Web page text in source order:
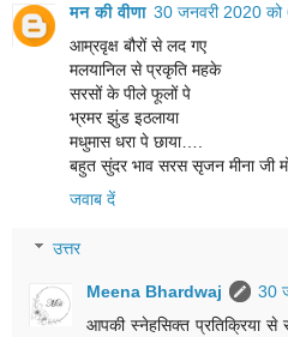
मन की वीणा 30 जनवरी 2020
आम्रवृक्ष बौरों से लद गए
मलयानिल से प्रकृति महके
सरसों के पीले फूलों पे
भ्रमर झुंड इठलाया
मधुमास धरा पे छाया….
बहुत सुंदर भाव सरस सृजन मीना जी
जवाब दें
उत्तर
Meena Bhardwaj
30
आपकी स्नेहसिक्त प्रतिक्रिया से